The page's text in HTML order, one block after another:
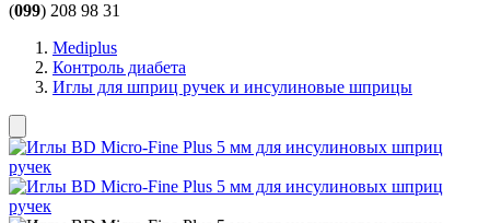
(099) 208 98 31
Mediplus
Контроль диабета
Иглы для шприц ручек и инсулиновые шприцы